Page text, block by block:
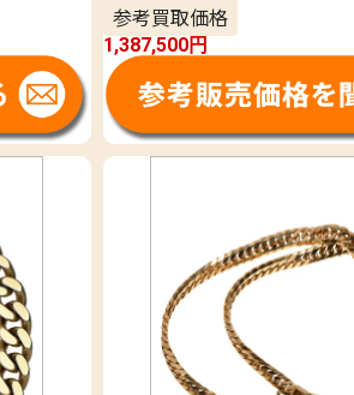
参考買取価格
1,387,500円